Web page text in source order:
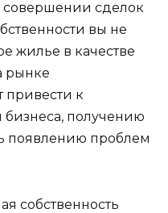
сделок
вы не
жилье в качестве
рынке
привести к
получению
появлению проблем
собственность